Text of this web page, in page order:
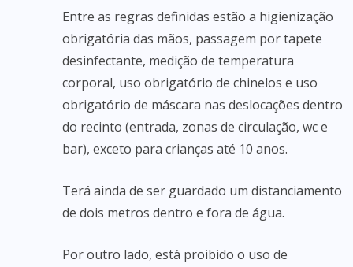
Entre as regras definidas estão a higienização
obrigatória das mãos, passagem por tapete
desinfectante, medição de temperatura
corporal, uso obrigatório de chinelos e uso
obrigatório de máscara nas deslocações dentro
do recinto (entrada, zonas de circulação, wc e
bar), exceto para crianças até 10 anos.
Terá ainda de ser guardado um distanciamento
de dois metros dentro e fora de água.
Por outro lado, está proibido o uso de